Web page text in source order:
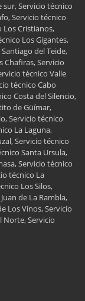
sur, Servicio técnico
Servicio técnico
Los Cristianos,
Los Gigantes,
del Teide,
Chafiras, Servicio
técnico Valle
técnico Cabo
Costa del Silencio,
de Güímar,
Servicio técnico
La Laguna,
Servicio técnico
Santa Ursula,
Servicio técnico
técnico La
Los Silos,
de La Rambla,
Los Vinos, Servicio
Norte, Servicio